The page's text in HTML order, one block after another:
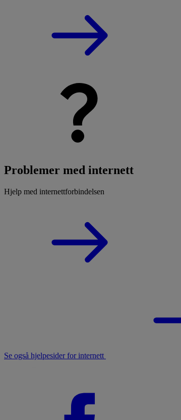
Problemer med internett
Hjelp med internettforbindelsen
Se også hjelpesider for internett